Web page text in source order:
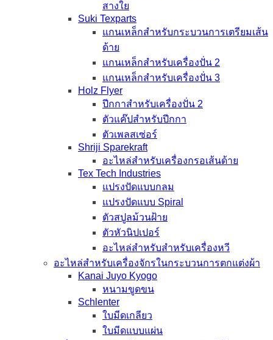
สางใย
Suki Texparts
แกนเหล็กสำหรับกระบวนการเตรียมเส้น
ด้าย
แกนเหล็กสำหรับเครื่องปั่น 2
แกนเหล็กสำหรับเครื่องปั่น 3
Holz Flyer
ปีกกาสำหรับเครื่องปั่น 2
ตัวแค๊ปสำหรับปีกกา
ตัวเพลสเซ่อร์
Shriji Sparekraft
อะไหล่สำหรับเครื่องกรอเส้นด้าย
Tex Tech Industries
แปรงปัดแบบกลม
แปรงปัดแบบ Spiral
ตัวสปูลม้วนฝ้าย
ตัวหัวนิปเปอร์
อะไหล่สำหรับสำหรับเครื่องหวี
อะไหล่สำหรับเครื่องจักรในกระบวนการตกแต่งผ้า
Kanai Juyo Kyogo
หนามขูดขน
Schlenter
ใบมีดเกลียว
ใบมีดแบบแผ่น